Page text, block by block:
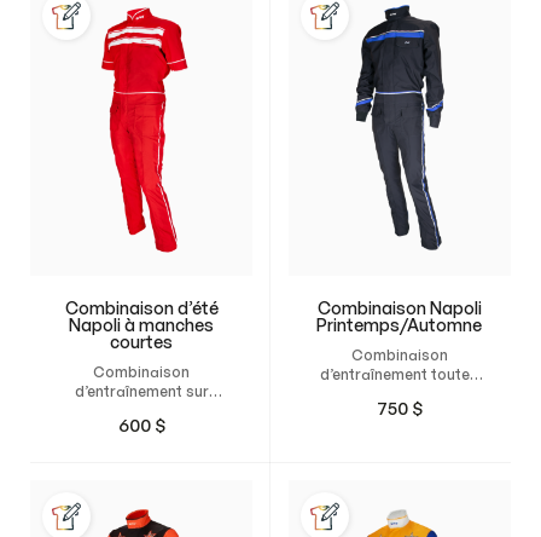
Combinaison d’été
Napoli à manches
courtes
Combinaison
d’entraînement sur
courtes, avec un
600 $
Combinaison Napoli
Printemps/Automne
Combinaison
d’entraînement toutes
offrant un ajustement
750 $